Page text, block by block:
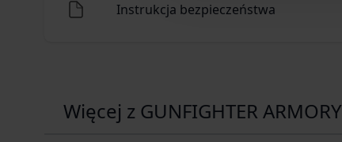
Instrukcja bezpieczeństwa
Więcej z GUNFIGHTER ARMORY